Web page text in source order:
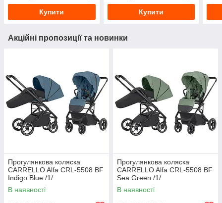
Купити Купити
Акційні пропозиції та новинки
Прогулянкова коляска
CARRELLO Alfa CRL-5508 BF
Indigo Blue /1/
В наявності
Прогулянкова коляска
CARRELLO Alfa CRL-5508 BF
Sea Green /1/
В наявності